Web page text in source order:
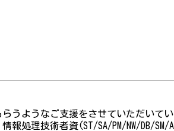
うようなご支援をさせていただいてい
報処理技術者資(ST/SA/PM/NW/DB/SM/